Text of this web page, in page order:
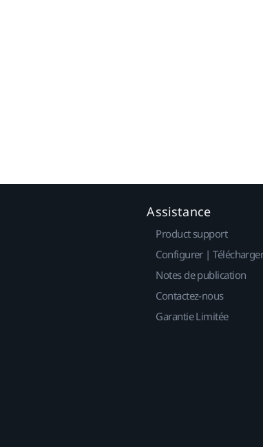
Assistance
Product support
Configurer |
Notes de publication
Contactez-nous
Garantie Limitée